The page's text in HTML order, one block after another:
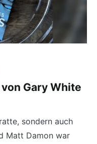
Gary White
sondern auch
Matt Damon war